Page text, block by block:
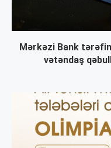
Mərkəzi Bank
vətəndaş